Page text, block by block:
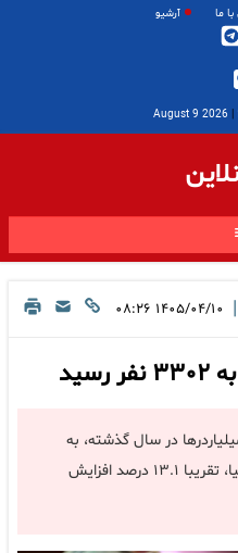
ما آرشیو
|
2026 August 9
| ۱۴۰۵/۰۴/۱۰ ۰۸:۲۶
در سال گذشته، به
دلیل رشد قابل توجه در آمریکا و آسیا، تقریبا ۱۳.۱ درصد افزایش